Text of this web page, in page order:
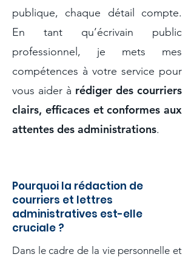
publique, chaque détail compte.
En tant qu’écrivain public
professionnel, je mets mes
compétences à votre service pour
vous aider à rédiger des courriers
clairs, efficaces et conformes aux
attentes des administrations.
Pourquoi la rédaction de
courriers et lettres
administratives est-elle
cruciale ?
Dans le cadre de la vie personnelle et